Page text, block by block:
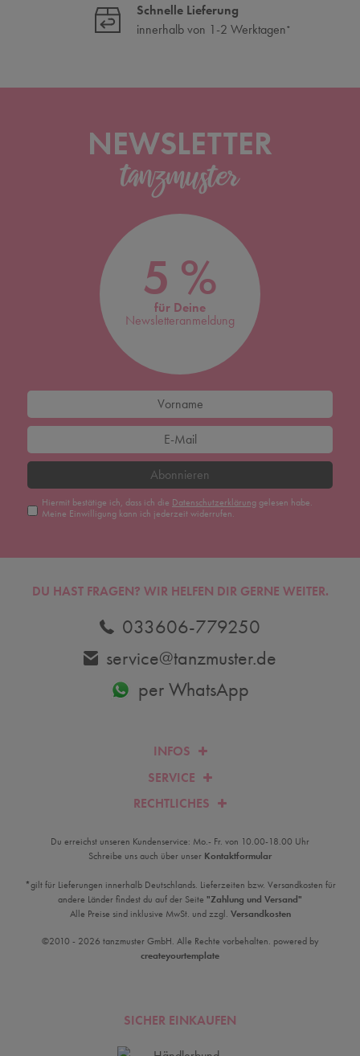
Schnelle Lieferung
innerhalb von 1-2 Werktagen*
NEWSLETTER
5 %
für Deine
Newsletteranmeldung
Abonnieren
Hiermit bestätige ich, dass ich die Daten­schutz­erklärunggelesen habe.
Meine Einwilligung kann ich jederzeit widerrufen.
INFOS
SERVICE
RECHTLICHES
DU HAST FRAGEN? WIR HELFEN DIR GERNE WEITER.
033606-779250
service@tanzmuster.de
per WhatsApp
Du erreichst unseren Kundenservice: Mo.- Fr. von 10.00-18.00 Uhr
Schreibe uns auch über unser Kontaktformular
*gilt für Lieferungen innerhalb Deutschlands. Lieferzeiten bzw. Versandkosten für
andere Länder findest du auf der Seite "Zahlung und Versand"
Alle Preise sind inklusive MwSt. und zzgl. Versandkosten
©2010 - 2026 tanzmuster GmbH. Alle Rechte vorbehalten. powered by
createyourtemplate
SICHER EINKAUFEN